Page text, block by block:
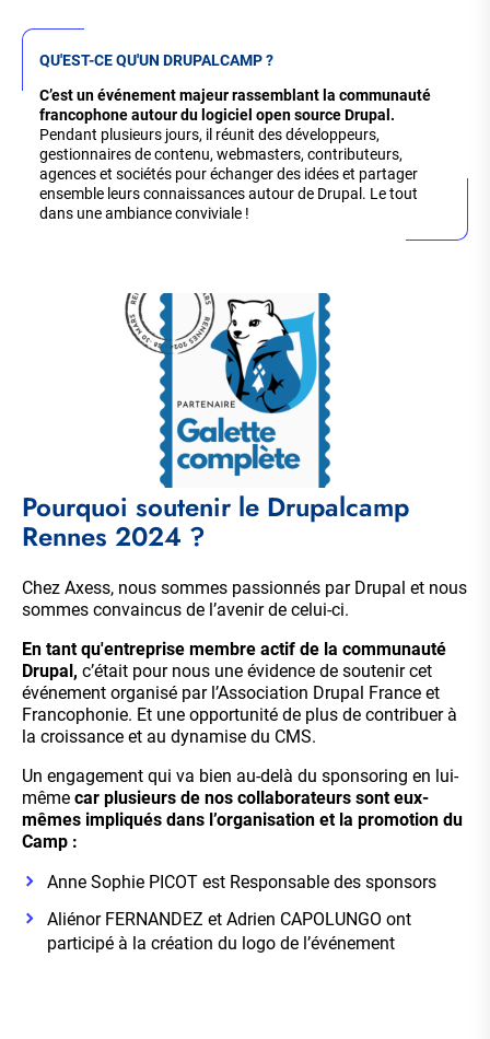
QU'EST-CE QU'UN DRUPALCAMP ?
C’est un événement majeur rassemblant la communauté
francophone autour du logiciel open source Drupal.
Pendant plusieurs jours, il réunit des développeurs,
gestionnaires de contenu, webmasters, contributeurs,
agences et sociétés pour échanger des idées et partager
ensemble leurs connaissances autour de Drupal. Le tout
dans une ambiance conviviale !
Pourquoi soutenir le Drupalcamp
Rennes 2024 ?
Chez Axess, nous sommes passionnés par Drupal et nous
sommes convaincus de l’avenir de celui-ci.
En tant qu'entreprise membre actif de la communauté
Drupal, c’était pour nous une évidence de soutenircet
événement organisé par l’Association Drupal France et
Francophonie. Et une opportunité de plus de contribuer à
la croissance et au dynamise du CMS.
Un engagement qui va bien au-delà du sponsoring en lui-
même car plusieurs de nos collaborateurs sont eux-
mêmes impliqués dans l’organisation et la promotion du
Camp :
Anne Sophie PICOT est Responsable des sponsors
Aliénor FERNANDEZ et Adrien CAPOLUNGO ont
participé à la création du logo de l’événement